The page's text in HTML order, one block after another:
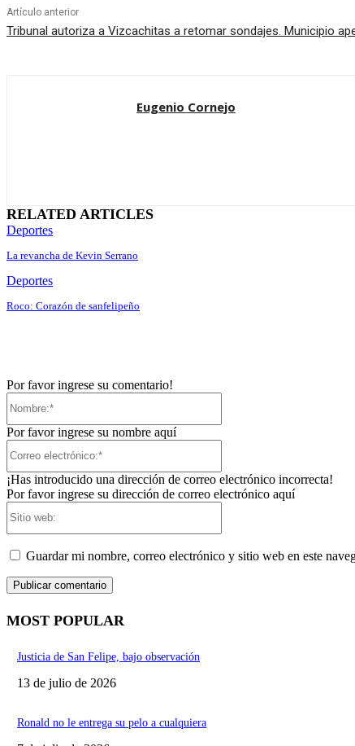
Artículo anterior
Tribunal autoriza a Vizcachitas a retomar sondajes. Municipio
Eugenio Cornejo
RELATED ARTICLES
Deportes
La revancha de Kevin Serrano
Deportes
Roco: Corazón de sanfelipeño
Por favor ingrese su comentario!
Por favor ingrese su nombre aquí
¡Has introducido una dirección de correo electrónico incorrecta!
Por favor ingrese su dirección de correo electrónico aquí
Guardar mi nombre, correo electrónico y sitio web en este
MOST POPULAR
Justicia de San Felipe, bajo observación
13 de julio de 2026
Ronald no le entrega su pelo a cualquiera